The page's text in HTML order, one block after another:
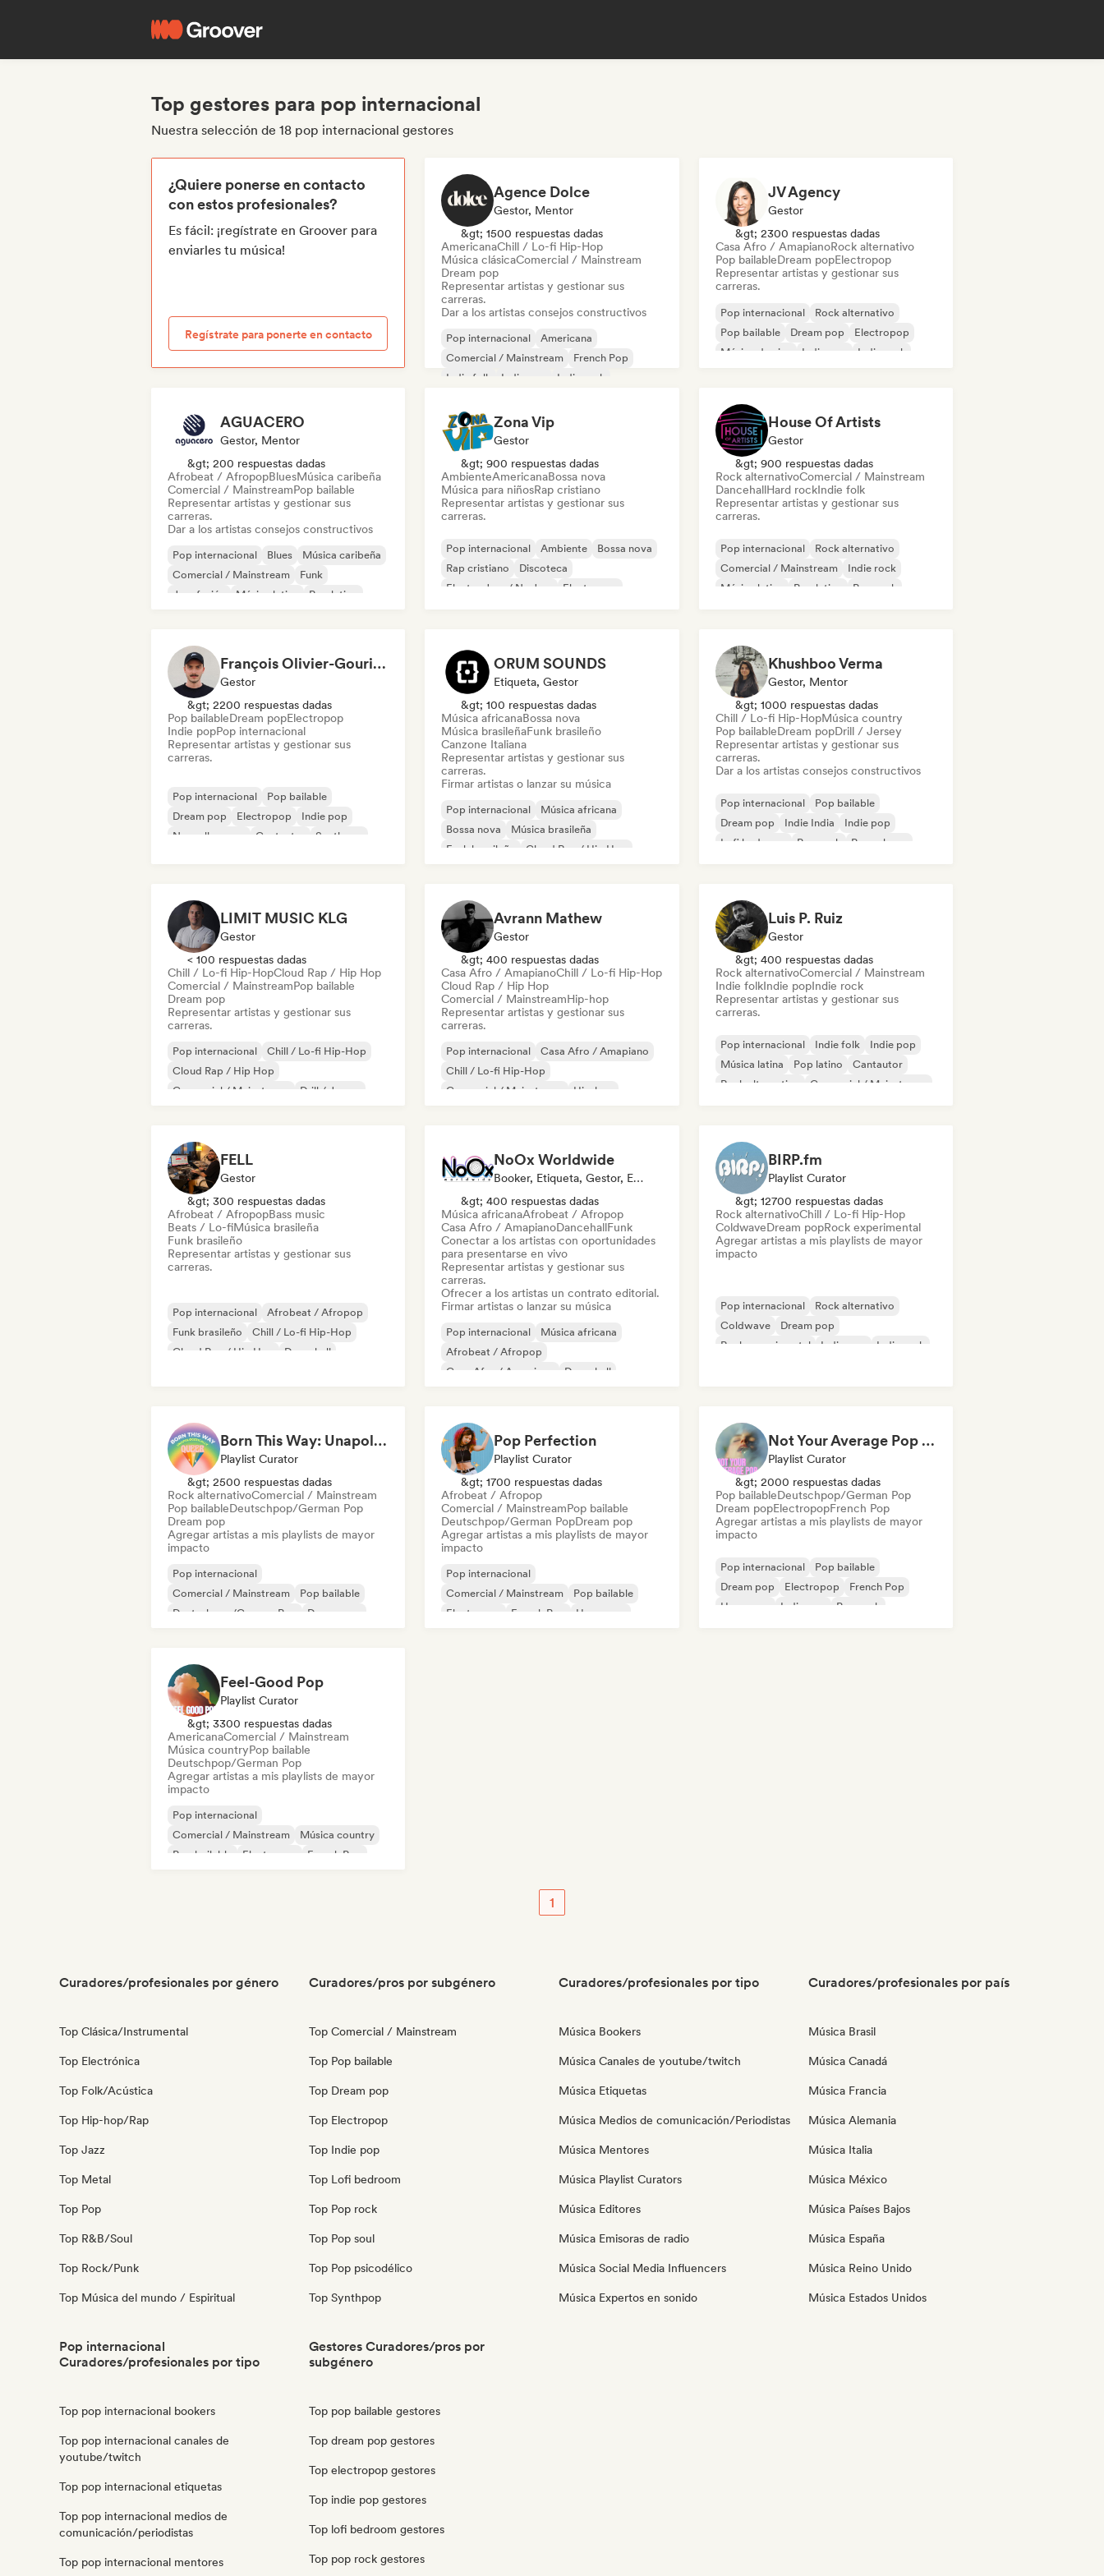
Top gestores para pop internacional
Nuestra selección de 18 pop internacional gestores
¿Quiere ponerse en contacto
con estos profesionales?
Es fácil: ¡regístrate en Groover para
enviarles tu música!
Regístrate para ponerte en contacto
Agence Dolce
Gestor, Mentor
&gt; 1500 respuestas dadas
AmericanaChill / Lo-fi Hip-Hop
Música clásicaComercial / Mainstream
Dream pop
Representar artistas y gestionar sus
carreras.
Dar a los artistas consejos constructivos
Pop internacional
Americana
Comercial / Mainstream
French Pop
Indie folk
Indie pop
Indie rock
JV Agency
Gestor
&gt; 2300 respuestas dadas
Casa Afro / AmapianoRock alternativo
Pop bailableDream popElectropop
Representar artistas y gestionar sus
carreras.
Pop internacional
Rock alternativo
Pop bailable
Dream pop
Electropop
Música de cine
Indie pop Indie rock
AGUACERO
Gestor, Mentor
&gt; 200 respuestas dadas
Afrobeat / AfropopBluesMúsica caribeña
Comercial / MainstreamPop bailable
Representar artistas y gestionar sus
carreras.
Dar a los artistas consejos constructivos
Pop internacional Blues
Música caribeña
Comercial / Mainstream
Funk
Jazz fusión
Música latina Pop latino
Zona Vip
Gestor
&gt; 900 respuestas dadas
AmbienteAmericanaBossa nova
Música para niñosRap cristiano
Representar artistas y gestionar sus
carreras.
Pop internacional Ambiente
Bossa nova
Rap cristiano
Discoteca
Electro Jazz / Nu Jazz
Electropop
House Of Artists
Gestor
&gt; 900 respuestas dadas
Rock alternativoComercial / Mainstream
DancehallHard rockIndie folk
Representar artistas y gestionar sus
carreras.
Pop internacional
Rock alternativo
Comercial / Mainstream
Indie rock
Música latina
Pop latino
Pop rock
François Olivier-Gouriou
Gestor
&gt; 2200 respuestas dadas
Pop bailableDream popElectropop
Indie popPop internacional
Representar artistas y gestionar sus
carreras.
Pop internacional
Pop bailable
Dream pop
Electropop
Indie pop
Nouvelle scene
Cantautor Synthpop
ORUM SOUNDS
Etiqueta, Gestor
&gt; 100 respuestas dadas
Música africanaBossa nova
Música brasileñaFunk brasileño
Canzone Italiana
Representar artistas y gestionar sus
carreras.
Firmar artistas o lanzar su música
Pop internacional
Música africana
Bossa nova
Música brasileña
Funk brasileño
Cloud Rap / Hip Hop
Khushboo Verma
Gestor, Mentor
&gt; 1000 respuestas dadas
Chill / Lo-fi Hip-HopMúsica country
Pop bailableDream popDrill / Jersey
Representar artistas y gestionar sus
carreras.
Dar a los artistas consejos constructivos
Pop internacional
Pop bailable
Dream pop
Indie India
Indie pop
Lofi bedroom
Pop rock Pop urbano
LIMIT MUSIC KLG
Gestor
< 100 respuestas dadas
Chill / Lo-fi Hip-HopCloud Rap / Hip Hop
Comercial / MainstreamPop bailable
Dream pop
Representar artistas y gestionar sus
carreras.
Pop internacional
Chill / Lo-fi Hip-Hop
Cloud Rap / Hip Hop
Comercial / Mainstream
Drill / Jersey
Avrann Mathew
Gestor
&gt; 400 respuestas dadas
Casa Afro / AmapianoChill / Lo-fi Hip-Hop
Cloud Rap / Hip Hop
Comercial / MainstreamHip-hop
Representar artistas y gestionar sus
carreras.
Pop internacional
Casa Afro / Amapiano
Chill / Lo-fi Hip-Hop
Comercial / Mainstream
Hip-hop
Luis P. Ruiz
Gestor
&gt; 400 respuestas dadas
Rock alternativoComercial / Mainstream
Indie folkIndie popIndie rock
Representar artistas y gestionar sus
carreras.
Pop internacional Indie folk
Indie pop
Música latina
Pop latino
Cantautor
Rock alternativo
Comercial / Mainstream
FELL
Gestor
&gt; 300 respuestas dadas
Afrobeat / AfropopBass music
Beats / Lo-fiMúsica brasileña
Funk brasileño
Representar artistas y gestionar sus
carreras.
Pop internacional
Afrobeat / Afropop
Funk brasileño
Chill / Lo-fi Hip-Hop
Cloud Rap / Hip Hop
Dancehall
NoOx Worldwide
Booker, Etiqueta, Gestor, Editor
&gt; 400 respuestas dadas
Música africanaAfrobeat / Afropop
Casa Afro / AmapianoDancehallFunk
Conectar a los artistas con oportunidades
para presentarse en vivo
Representar artistas y gestionar sus
carreras.
Ofrecer a los artistas un contrato editorial.
Firmar artistas o lanzar su música
Pop internacional
Música africana
Afrobeat / Afropop
Casa Afro / Amapiano
Dancehall
BIRP.fm
Playlist Curator
&gt; 12700 respuestas dadas
Rock alternativoChill / Lo-fi Hip-Hop
ColdwaveDream popRock experimental
Agregar artistas a mis playlists de mayor
impacto
Pop internacional
Rock alternativo
Coldwave
Dream pop
Rock experimental
Indie pop
Indie rock
Born This Way: Unapologetically Queer
Playlist Curator
&gt; 2500 respuestas dadas
Rock alternativoComercial / Mainstream
Pop bailableDeutschpop/German Pop
Dream pop
Agregar artistas a mis playlists de mayor
impacto
Pop internacional
Comercial / Mainstream
Pop bailable
Deutschpop/German Pop
Dream pop
Pop Perfection
Playlist Curator
&gt; 1700 respuestas dadas
Afrobeat / Afropop
Comercial / MainstreamPop bailable
Deutschpop/German PopDream pop
Agregar artistas a mis playlists de mayor
impacto
Pop internacional
Comercial / Mainstream
Pop bailable
Electropop
French Pop
Hyperpop
Not Your Average Pop 🛸 Art Pop, Alt-Pop & Indie Pop
Playlist Curator
&gt; 2000 respuestas dadas
Pop bailableDeutschpop/German Pop
Dream popElectropopFrench Pop
Agregar artistas a mis playlists de mayor
impacto
Pop internacional
Pop bailable
Dream pop
Electropop
French Pop
Hyperpop
Indie pop Pop rock
Feel-Good Pop
Playlist Curator
&gt; 3300 respuestas dadas
AmericanaComercial / Mainstream
Música countryPop bailable
Deutschpop/German Pop
Agregar artistas a mis playlists de mayor
impacto
Pop internacional
Comercial / Mainstream
Música country
Pop bailable
Electropop
French Pop
1
Curadores/profesionales por género
Top Clásica/Instrumental
Top Electrónica
Top Folk/Acústica
Top Hip-hop/Rap
Top Jazz
Top Metal
Top Pop
Top R&B/Soul
Top Rock/Punk
Top Música del mundo / Espiritual
Curadores/pros por subgénero
Top Comercial / Mainstream
Top Pop bailable
Top Dream pop
Top Electropop
Top Indie pop
Top Lofi bedroom
Top Pop rock
Top Pop soul
Top Pop psicodélico
Top Synthpop
Curadores/profesionales por tipo
Música Bookers
Música Canales de youtube/twitch
Música Etiquetas
Música Medios de comunicación/Periodistas
Música Mentores
Música Playlist Curators
Música Editores
Música Emisoras de radio
Música Social Media Influencers
Música Expertos en sonido
Curadores/profesionales por país
Música Brasil
Música Canadá
Música Francia
Música Alemania
Música Italia
Música México
Música Países Bajos
Música España
Música Reino Unido
Música Estados Unidos
Pop internacional
Curadores/profesionales por tipo
Top pop internacional bookers
Top pop internacional canales de
youtube/twitch
Top pop internacional etiquetas
Top pop internacional medios de
comunicación/periodistas
Top pop internacional mentores
Gestores Curadores/pros por
subgénero
Top pop bailable gestores
Top dream pop gestores
Top electropop gestores
Top indie pop gestores
Top lofi bedroom gestores
Top pop rock gestores